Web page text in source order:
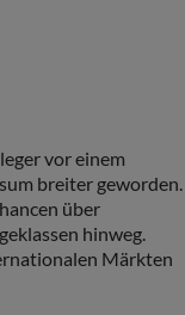
vor einem
breiter geworden.
über
hinweg.
Märkten